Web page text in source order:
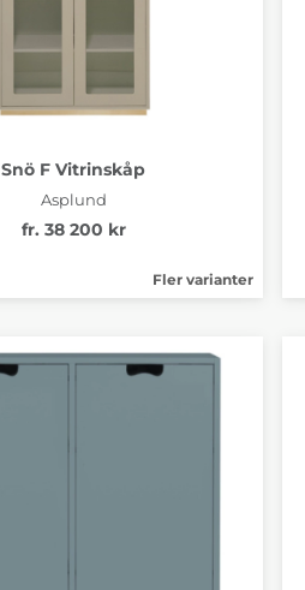
Snö F Vitrinskåp
Asplund
fr. 38 200 kr
Fler varianter